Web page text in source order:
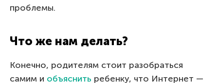
проблемы.
Что же нам делать?
Конечно, родителям стоит разобраться
самим и объяснить ребенку, что Интернет —